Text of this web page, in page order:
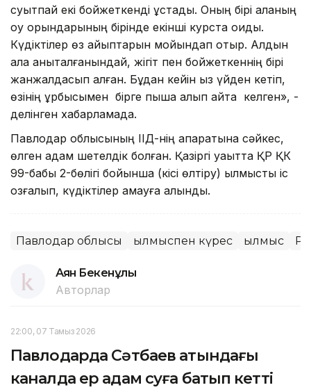
суытпай екі бойжеткенді ұстады. Оның бірі қаланың
оқу орындарының бірінде екінші курста оқиды.
Күдіктілер өз айыптарын мойындап отыр. Алдын
ала анықталғанындай, жігіт пен бойжеткеннің бірі
жанжалдасып қалған. Бұдан кейін қыз үйден кетіп,
өзінің құрбысымен бірге пышақ алып қайта келген», -
делінген хабарламада.
Павлодар облысының ІІД-нің ақпаратына сәйкес,
өлген адам шетелдік болған. Қазіргі уақытта ҚР ҚК
99-бабы 2-бөлігі бойынша (кісі өлтіру) қылмыстық іс
қозғалып, күдіктілер қамауға алынды.
Павлодар облысы Қылмыспен күрес Қылмыс ҚР
Аян Бекенұлы
Авторлар
22:00, 07 Тамыз 2026
Павлодарда Сәтбаев атындағы
каналда ер адам суға батып кетті